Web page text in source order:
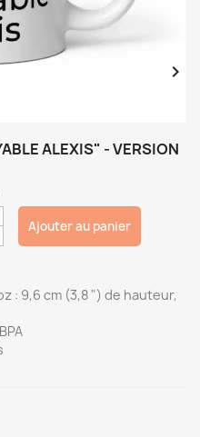

ALEXIS" - VERSION
: 9,6 cm (3,8 ") de hauteur,
Ajouter au panier